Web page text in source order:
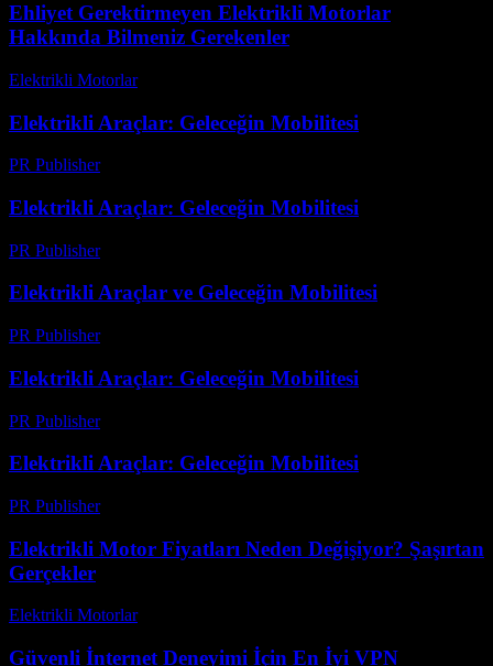
Ehliyet Gerektirmeyen Elektrikli Motorlar
Hakkında Bilmeniz Gerekenler
Elektrikli Motorlar-
Elektrikli Araçlar: Geleceğin Mobilitesi
PR Publisher-
Elektrikli Araçlar: Geleceğin Mobilitesi
PR Publisher-
Elektrikli Araçlar ve Geleceğin Mobilitesi
PR Publisher-
Elektrikli Araçlar: Geleceğin Mobilitesi
PR Publisher-
Elektrikli Araçlar: Geleceğin Mobilitesi
PR Publisher-
Elektrikli Motor Fiyatları Neden Değişiyor? Şaşırtan
Gerçekler
Elektrikli Motorlar-
Güvenli İnternet Deneyimi İçin En İyi VPN